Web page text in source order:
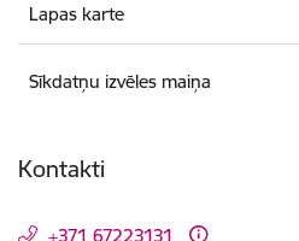
Lapas karte
Sīkdatņu izvēles maiņa
Kontakti
+371 67223131